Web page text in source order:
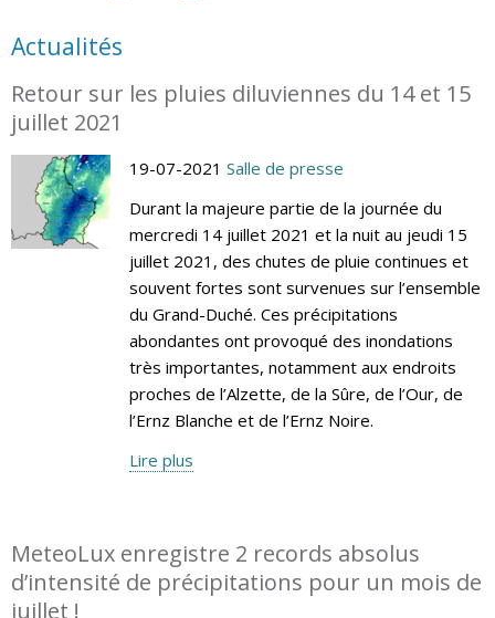
Actualités
Retour sur les pluies diluviennes du 14 et 15
juillet 2021
19-07-2021 Salle de presse
Durant la majeure partie de la journée du
mercredi 14 juillet 2021 et la nuit au jeudi 15
juillet 2021, des chutes de pluie continues et
souvent fortes sont survenues sur l’ensemble
du Grand-Duché. Ces précipitations
abondantes ont provoqué des inondations
très importantes, notamment aux endroits
proches de l’Alzette, de la Sûre, de l’Our, de
l’Ernz Blanche et de l’Ernz Noire.
Lire plus
MeteoLux enregistre 2 records absolus
d’intensité de précipitations pour un mois de
juillet !